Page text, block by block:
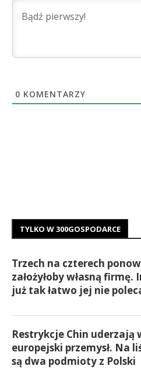
0 KOMENTARZY
TYLKO W 300GOSPODARCE
Trzech na czterech
założyłoby własną firmę.
już tak łatwo jej nie
Restrykcje Chin uderzają
europejski przemysł. Na
są dwa podmioty z Polski